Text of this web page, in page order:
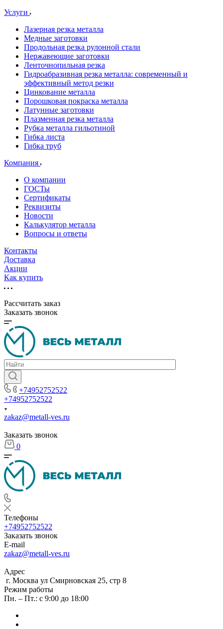
Услуги
Лазерная резка металла
Медные заготовки
Продольная резка рулонной стали
Нержавеющие заготовки
Ленточнопильная резка
Гидроабразивная резка металла: современный и
эффективный метод резки
Цинкование металла
Порошковая покраска металла
Латунные заготовки
Плазменная резка металла
Рубка металла гильотиной
Гибка листа
Гибка труб
Компания
О компании
ГОСТы
Сертификаты
Реквизиты
Новости
Калькулятор металла
Вопросы и ответы
Контакты
Доставка
Акции
Как купить
Рассчитать заказ
Заказать звонок
+74952752522
+74952752522
zakaz@metall-ves.ru
Заказать звонок
0
Телефоны
+74952752522
Заказать звонок
E-mail
zakaz@metall-ves.ru
Адрес
г. Москва ул Смирновская 25, стр 8
Режим работы
Пн. – Пт.: с 9:00 до 18:00